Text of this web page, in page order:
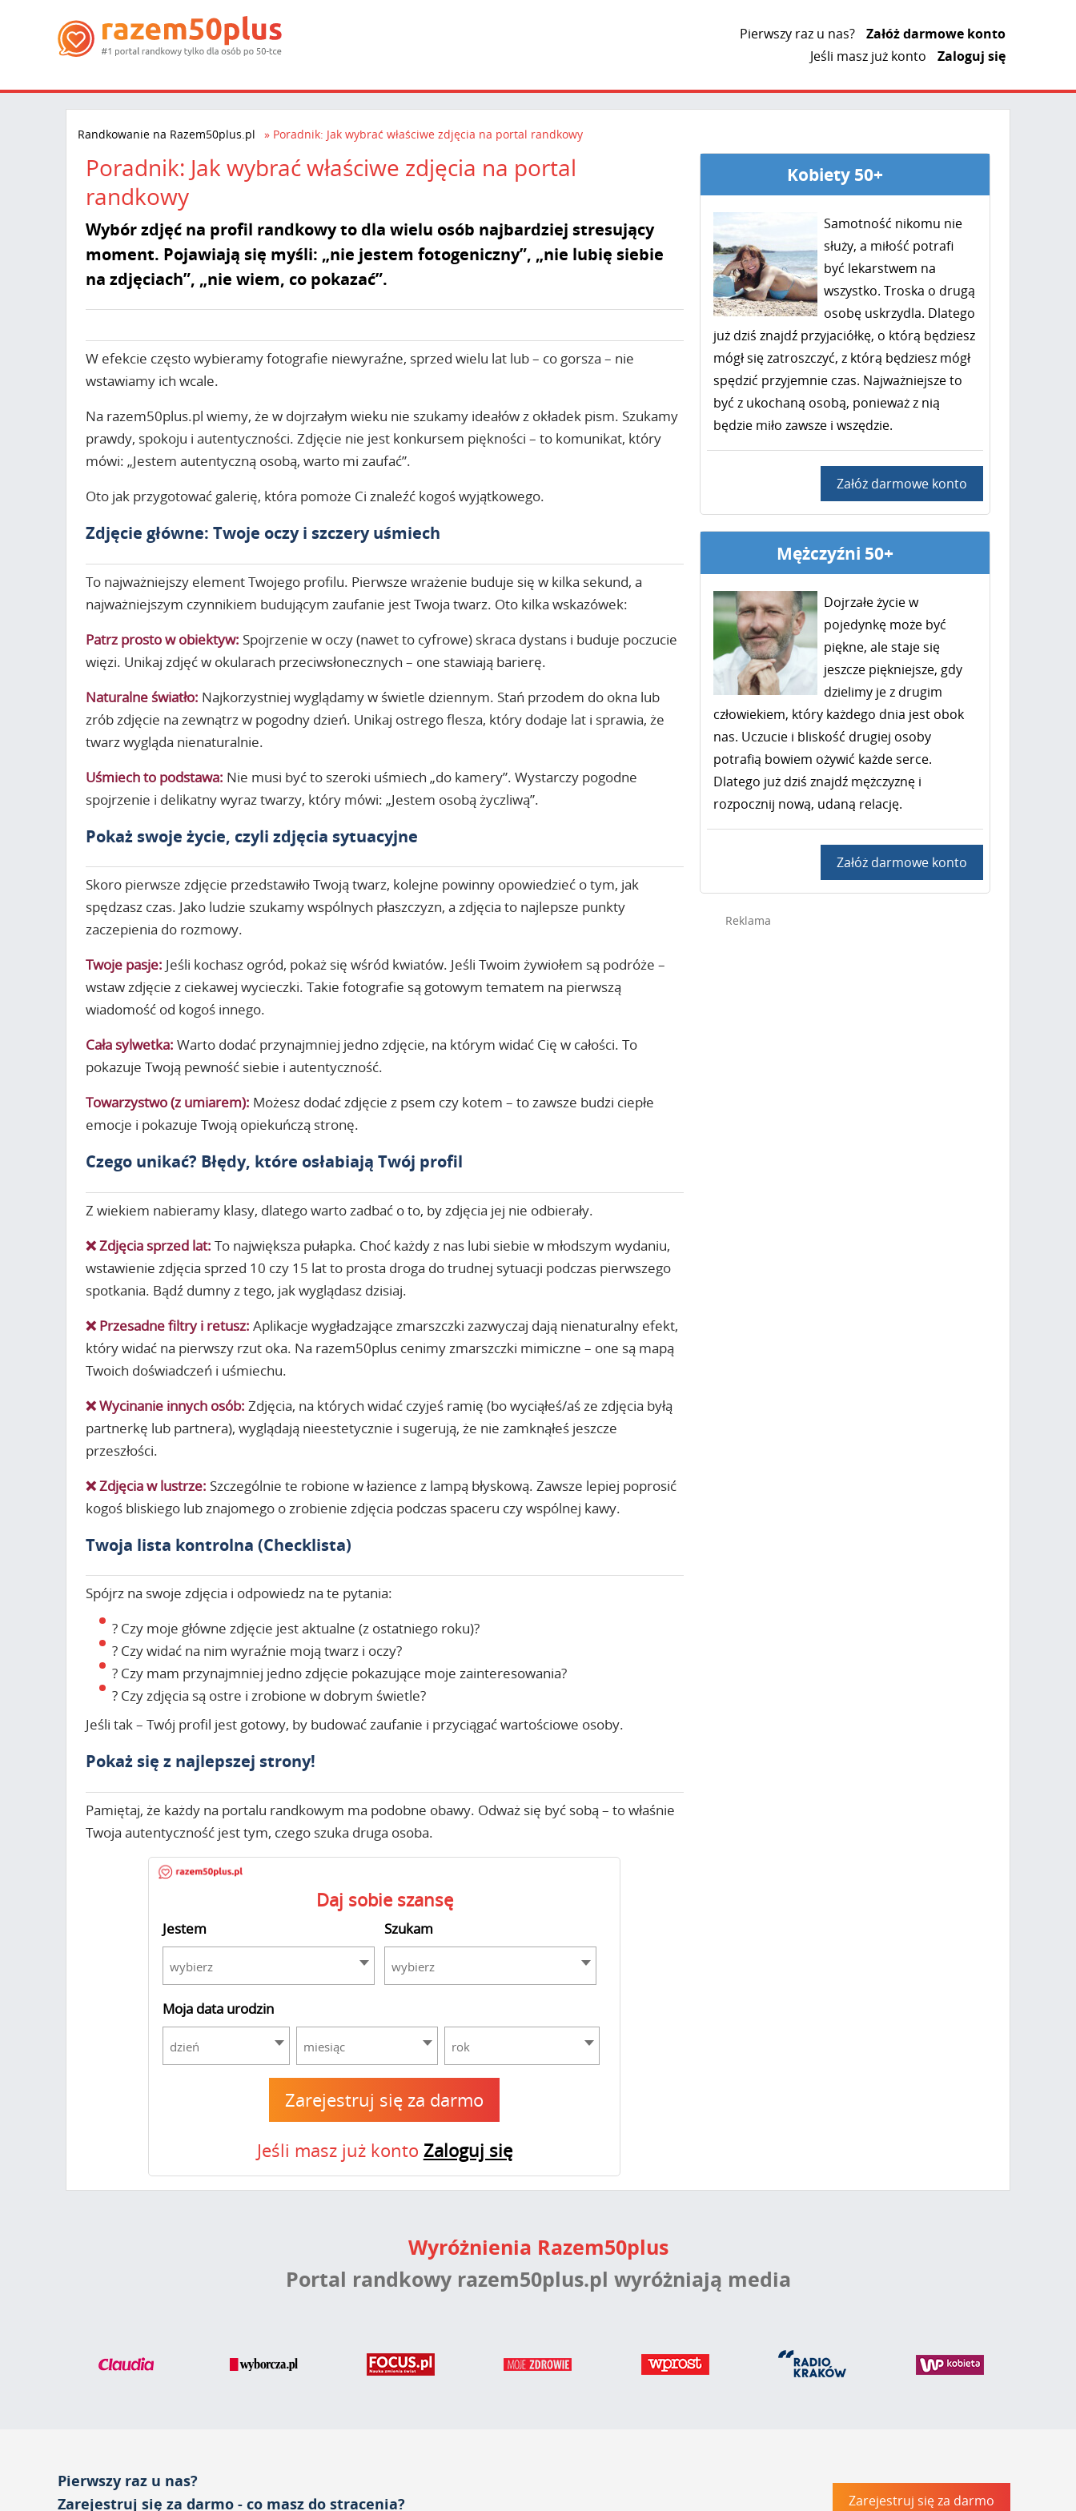
Pierwszy raz u nas?
Załóż darmowe konto
Jeśli masz już konto
Zaloguj się
Randkowanie na Razem50plus.pl Poradnik: Jak wybrać właściwe zdjęcia na portal randkowy
Poradnik: Jak wybrać właściwe zdjęcia na portal
randkowy
Wybór zdjęć na profil randkowy to dla wielu osób najbardziej stresujący
moment. Pojawiają się myśli: „nie jestem fotogeniczny”, „nie lubię siebie
na zdjęciach”, „nie wiem, co pokazać”.
W efekcie często wybieramy fotografie niewyraźne, sprzed wielu lat lub – co gorsza – nie
wstawiamy ich wcale.
Na razem50plus.pl wiemy, że w dojrzałym wieku nie szukamy ideałów z okładek pism. Szukamy
prawdy, spokoju i autentyczności. Zdjęcie nie jest konkursem piękności – to komunikat, który
mówi: „Jestem autentyczną osobą, warto mi zaufać”.
Oto jak przygotować galerię, która pomoże Ci znaleźć kogoś wyjątkowego.
Zdjęcie główne: Twoje oczy i szczery uśmiech
To najważniejszy element Twojego profilu. Pierwsze wrażenie buduje się w kilka sekund, a
najważniejszym czynnikiem budującym zaufanie jest Twoja twarz. Oto kilka wskazówek:
Patrz prosto w obiektyw: Spojrzenie w oczy (nawet to cyfrowe) skraca dystans i buduje poczucie
więzi. Unikaj zdjęć w okularach przeciwsłonecznych – one stawiają barierę.
Naturalne światło: Najkorzystniej wyglądamy w świetle dziennym. Stań przodem do okna lub
zrób zdjęcie na zewnątrz w pogodny dzień. Unikaj ostrego flesza, który dodaje lat i sprawia, że
twarz wygląda nienaturalnie.
Uśmiech to podstawa: Nie musi być to szeroki uśmiech „do kamery”. Wystarczy pogodne
spojrzenie i delikatny wyraz twarzy, który mówi: „Jestem osobą życzliwą”.
Pokaż swoje życie, czyli zdjęcia sytuacyjne
Skoro pierwsze zdjęcie przedstawiło Twoją twarz, kolejne powinny opowiedzieć o tym, jak
spędzasz czas. Jako ludzie szukamy wspólnych płaszczyzn, a zdjęcia to najlepsze punkty
zaczepienia do rozmowy.
Twoje pasje: Jeśli kochasz ogród, pokaż się wśród kwiatów. Jeśli Twoim żywiołem są podróże –
wstaw zdjęcie z ciekawej wycieczki. Takie fotografie są gotowym tematem na pierwszą
wiadomość od kogoś innego.
Cała sylwetka: Warto dodać przynajmniej jedno zdjęcie, na którym widać Cię w całości. To
pokazuje Twoją pewność siebie i autentyczność.
Towarzystwo (z umiarem): Możesz dodać zdjęcie z psem czy kotem – to zawsze budzi ciepłe
emocje i pokazuje Twoją opiekuńczą stronę.
Czego unikać? Błędy, które osłabiają Twój profil
Z wiekiem nabieramy klasy, dlatego warto zadbać o to, by zdjęcia jej nie odbierały.
❌ Zdjęcia sprzed lat: To największa pułapka. Choć każdy z nas lubi siebie w młodszym wydaniu,
wstawienie zdjęcia sprzed 10 czy 15 lat to prosta droga do trudnej sytuacji podczas pierwszego
spotkania. Bądź dumny z tego, jak wyglądasz dzisiaj.
❌ Przesadne filtry i retusz: Aplikacje wygładzające zmarszczki zazwyczaj dają nienaturalny efekt,
który widać na pierwszy rzut oka. Na razem50plus cenimy zmarszczki mimiczne – one są mapą
Twoich doświadczeń i uśmiechu.
❌ Wycinanie innych osób: Zdjęcia, na których widać czyjeś ramię (bo wyciąłeś/aś ze zdjęcia byłą
partnerkę lub partnera), wyglądają nieestetycznie i sugerują, że nie zamknąłeś jeszcze
przeszłości.
❌ Zdjęcia w lustrze: Szczególnie te robione w łazience z lampą błyskową. Zawsze lepiej poprosić
kogoś bliskiego lub znajomego o zrobienie zdjęcia podczas spaceru czy wspólnej kawy.
Twoja lista kontrolna (Checklista)
Spójrz na swoje zdjęcia i odpowiedz na te pytania:
? Czy moje główne zdjęcie jest aktualne (z ostatniego roku)?
? Czy widać na nim wyraźnie moją twarz i oczy?
? Czy mam przynajmniej jedno zdjęcie pokazujące moje zainteresowania?
? Czy zdjęcia są ostre i zrobione w dobrym świetle?
Jeśli tak – Twój profil jest gotowy, by budować zaufanie i przyciągać wartościowe osoby.
Pokaż się z najlepszej strony!
Pamiętaj, że każdy na portalu randkowym ma podobne obawy. Odważ się być sobą – to właśnie
Twoja autentyczność jest tym, czego szuka druga osoba.
Daj sobie szansę
Jestem
wybierz
Szukam
wybierz
Moja data urodzin
dzień miesiąc rok
Zarejestruj się za darmo
Jeśli masz już konto Zaloguj się
Kobiety 50+
Samotność nikomu nie
służy, a miłość potrafi
być lekarstwem na
wszystko. Troska o drugą
osobę uskrzydla. Dlatego
już dziś znajdź przyjaciółkę, o którą będziesz
mógł się zatroszczyć, z którą będziesz mógł
spędzić przyjemnie czas. Najważniejsze to
być z ukochaną osobą, ponieważ z nią
będzie miło zawsze i wszędzie.
Załóż darmowe konto
Mężczyźni 50+
Dojrzałe życie w
pojedynkę może być
piękne, ale staje się
jeszcze piękniejsze, gdy
dzielimy je z drugim
człowiekiem, który każdego dnia jest obok
nas. Uczucie i bliskość drugiej osoby
potrafią bowiem ożywić każde serce.
Dlatego już dziś znajdź mężczyznę i
rozpocznij nową, udaną relację.
Załóż darmowe konto
Reklama
Wyróżnienia Razem50plus
Portal randkowy razem50plus.pl wyróżniają media
Pierwszy raz u nas?
Zarejestruj się za darmo - co masz do stracenia?
Zarejestruj się za darmo